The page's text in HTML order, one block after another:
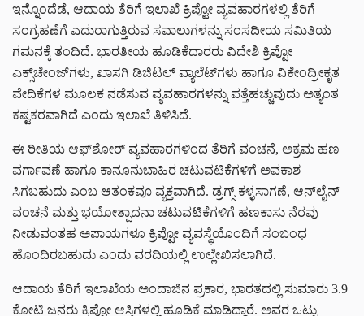
ಇನ್ನೊಂದೆಡೆ, ಆದಾಯ ತೆರಿಗೆ ಇಲಾಖೆ ಕ್ರಿಪ್ಟೋ ವ್ಯವಹಾರಗಳಲ್ಲಿ ತೆರಿಗೆ
ಸಂಗ್ರಹಣೆಗೆ ಎದುರಾಗುತ್ತಿರುವ ಸವಾಲುಗಳನ್ನು ಸಂಸದೀಯ ಸಮಿತಿಯ
ಗಮನಕ್ಕೆ ತಂದಿದೆ. ಭಾರತೀಯ ಹೂಡಿಕೆದಾರರು ವಿದೇಶಿ ಕ್ರಿಪ್ಟೋ
ಎಕ್ಸ್‌ಚೇಂಜ್‌ಗಳು, ಖಾಸಗಿ ಡಿಜಿಟಲ್ ವ್ಯಾಲೆಟ್‌ಗಳು ಹಾಗೂ ವಿಕೇಂದ್ರೀಕೃತ
ವೇದಿಕೆಗಳ ಮೂಲಕ ನಡೆಸುವ ವ್ಯವಹಾರಗಳನ್ನು ಪತ್ತೆಹಚ್ಚುವುದು ಅತ್ಯಂತ
ಕಷ್ಟಕರವಾಗಿದೆ ಎಂದು ಇಲಾಖೆ ತಿಳಿಸಿದೆ.
ಈ ರೀತಿಯ ಆಫ್‌ಶೋರ್ ವ್ಯವಹಾರಗಳಿಂದ ತೆರಿಗೆ ವಂಚನೆ, ಅಕ್ರಮ ಹಣ
ವರ್ಗಾವಣೆ ಹಾಗೂ ಕಾನೂನುಬಾಹಿರ ಚಟುವಟಿಕೆಗಳಿಗೆ ಅವಕಾಶ
ಸಿಗಬಹುದು ಎಂಬ ಆತಂಕವೂ ವ್ಯಕ್ತವಾಗಿದೆ. ಡ್ರಗ್ಸ್ ಕಳ್ಳಸಾಗಣೆ, ಆನ್‌ಲೈನ್
ವಂಚನೆ ಮತ್ತು ಭಯೋತ್ಪಾದನಾ ಚಟುವಟಿಕೆಗಳಿಗೆ ಹಣಕಾಸು ನೆರವು
ನೀಡುವಂತಹ ಅಪಾಯಗಳೂ ಕ್ರಿಪ್ಟೋ ವ್ಯವಸ್ಥೆಯೊಂದಿಗೆ ಸಂಬಂಧ
ಹೊಂದಿರಬಹುದು ಎಂದು ವರದಿಯಲ್ಲಿ ಉಲ್ಲೇಖಿಸಲಾಗಿದೆ.
ಆದಾಯ ತೆರಿಗೆ ಇಲಾಖೆಯ ಅಂದಾಜಿನ ಪ್ರಕಾರ, ಭಾರತದಲ್ಲಿ ಸುಮಾರು 3.9
ಕೋಟಿ ಜನರು ಕ್ರಿಪ್ಟೋ ಆಸ್ತಿಗಳಲ್ಲಿ ಹೂಡಿಕೆ ಮಾಡಿದ್ದಾರೆ. ಅವರ ಒಟ್ಟು